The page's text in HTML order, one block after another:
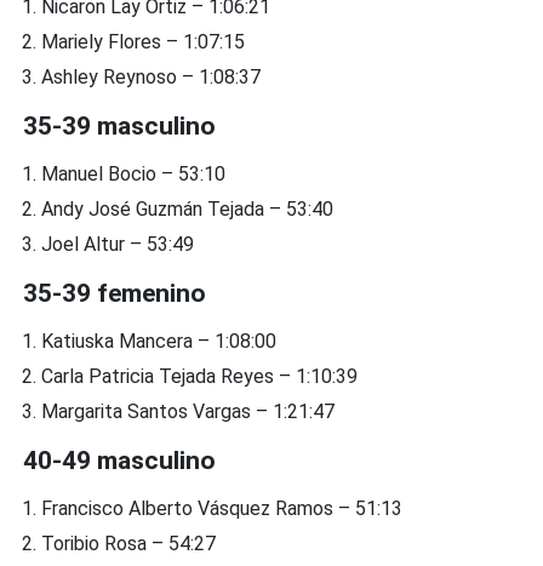
Nicaron Lay Ortiz – 1:06:21
Mariely Flores – 1:07:15
Ashley Reynoso – 1:08:37
35-39 masculino
Manuel Bocio – 53:10
Andy José Guzmán Tejada – 53:40
Joel Altur – 53:49
35-39 femenino
Katiuska Mancera – 1:08:00
Carla Patricia Tejada Reyes – 1:10:39
Margarita Santos Vargas – 1:21:47
40-49 masculino
Francisco Alberto Vásquez Ramos – 51:13
Toribio Rosa – 54:27